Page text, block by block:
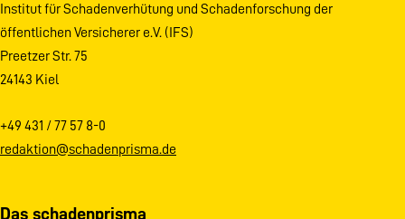
Institut für Schadenverhütung und Schadenforschung der
öffentlichen Versicherer e.V. (IFS)
Preetzer Str. 75
24143 Kiel
+49 431 / 77 57 8-0
redaktion@schadenprisma.de
Das schadenprisma